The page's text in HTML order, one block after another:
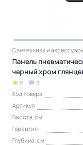
Сантехника и
Панель
черный хром
0 0
Код товара
Артикул
Высота, см
Гарантия
Глубина, см